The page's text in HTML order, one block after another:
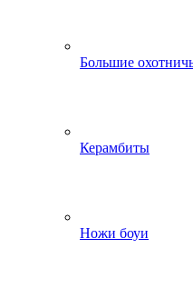
Большие
Керамбиты
Ножи боуи